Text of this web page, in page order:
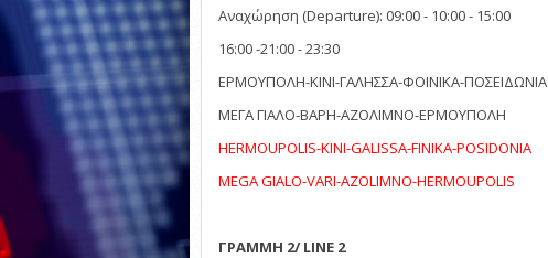
Αναχώρηση (Departure): 09:00 - 10:00 - 15:00
16:00 -21:00 - 23:30
EΡΜΟΥΠΟΛΗ-ΚΙΝΙ-ΓΑΛΗΣΣΑ-ΦΟΙΝΙΚΑ-ΠΟΣΕΙΔΩΝΙΑ
ΜΕΓΑ ΓΙΑΛΟ-ΒΑΡΗ-ΑΖΟΛΙΜΝΟ-EΡΜΟΥΠΟΛΗ
HERMOUPOLIS-ΚΙΝΙ-GALISSA-FINIKA-POSIDONIA
MEGA GIALO-VARI-AZOLIMNO-HERMOUPOLIS
ΓΡΑΜΜΗ 2/ LINE 2